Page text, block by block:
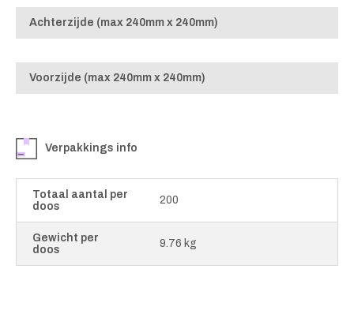
Achterzijde (max 240mm x 240mm)
Voorzijde (max 240mm x 240mm)
Verpakkings info
Totaal aantal per
doos
200
Gewicht per
doos
9.76 kg